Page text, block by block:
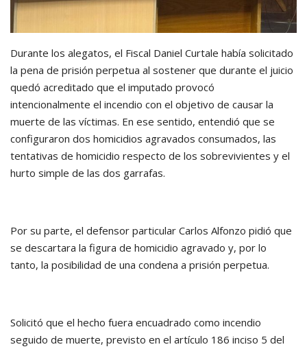
Durante los alegatos, el Fiscal Daniel Curtale había solicitado
la pena de prisión perpetua al sostener que durante el juicio
quedó acreditado que el imputado provocó
intencionalmente el incendio con el objetivo de causar la
muerte de las víctimas. En ese sentido, entendió que se
configuraron dos homicidios agravados consumados, las
tentativas de homicidio respecto de los sobrevivientes y el
hurto simple de las dos garrafas.
Por su parte, el defensor particular Carlos Alfonzo pidió que
se descartara la figura de homicidio agravado y, por lo
tanto, la posibilidad de una condena a prisión perpetua.
Solicitó que el hecho fuera encuadrado como incendio
seguido de muerte, previsto en el artículo 186 inciso 5 del